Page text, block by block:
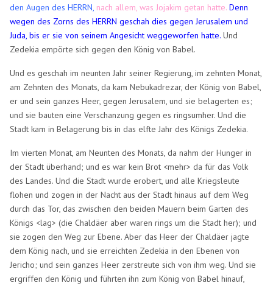
den Augen des HERRN, nach allem, was Jojakim getan hatte.Denn
wegen des Zorns des HERRN geschah dies gegen Jerusalem und
Juda, bis er sie von seinem Angesicht weggeworfen hatte. Und
Zedekia empörte sich gegen den König von Babel.
Und es geschah im neunten Jahr seiner Regierung, im zehnten Monat,
am Zehnten des Monats, da kam Nebukadrezar, der König von Babel,
er und sein ganzes Heer, gegen Jerusalem, und sie belagerten es;
und sie bauten eine Verschanzung gegen es ringsumher. Und die
Stadt kam in Belagerung bis in das elfte Jahr des Königs Zedekia.
Im vierten Monat, am Neunten des Monats, da nahm der Hunger in
der Stadt überhand; und es war kein Brot <mehr> da für das Volk
des Landes. Und die Stadt wurde erobert, und alle Kriegsleute
flohen und zogen in der Nacht aus der Stadt hinaus auf dem Weg
durch das Tor, das zwischen den beiden Mauern beim Garten des
Königs <lag> (die Chaldäer aber waren rings um die Stadt her); und
sie zogen den Weg zur Ebene. Aber das Heer der Chaldäer jagte
dem König nach, und sie erreichten Zedekia in den Ebenen von
Jericho; und sein ganzes Heer zerstreute sich von ihm weg. Und sie
ergriffen den König und führten ihn zum König von Babel hinauf,